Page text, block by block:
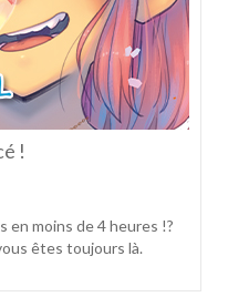
!
en moins de 4 heures !?
êtes toujours là.